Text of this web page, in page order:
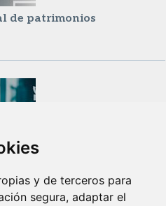
y de terceros para
segura, adaptar el
de patrimonios
Situaciones Especiales